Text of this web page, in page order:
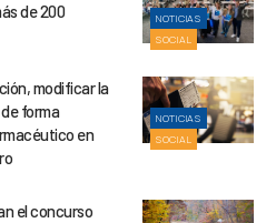
NOTICIAS
SOCIAL
de 200
NOTICIAS
SOCIAL
modificar la
forma
en
el concurso